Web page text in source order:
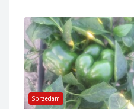
Sprzedam